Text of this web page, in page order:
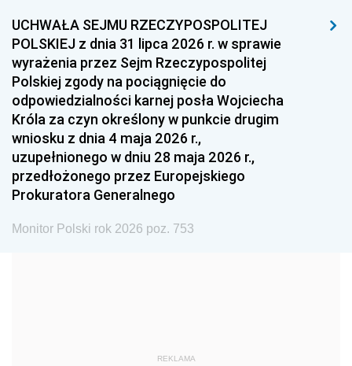
1996 1995 1994
1993 1992 1991
1990 1989
1987 1986 1985
1984 1983
1981 1980 1979
1978 1977
1975 1974
UCHWAŁA SEJMU RZECZYPOSPOLITEJ
POLSKIEJ z dnia 31 lipca 2026 r. w sprawie
wyrażenia przez Sejm Rzeczypospolitej
Polskiej zgody na pociągnięcie do
odpowiedzialności karnej posła Wojciecha
Króla za czyn określony w punkcie drugim
wniosku z dnia 4 maja 2026 r.,
uzupełnionego w dniu 28 maja 2026 r.,
przedłożonego przez Europejskiego
Prokuratora Generalnego
Monitor Polski rok 2026 poz. 753
REKLAMA